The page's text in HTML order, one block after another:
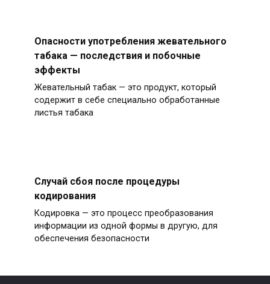
Опасности употребления жевательного
табака — последствия и побочные
эффекты
Жевательный табак — это продукт, который
содержит в себе специально обработанные
листья табака
Случай сбоя после процедуры
кодирования
Кодировка — это процесс преобразования
информации из одной формы в другую, для
обеспечения безопасности